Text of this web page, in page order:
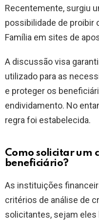
Recentemente, surgiu
possibilidade de proibir
Família em sites de
A discussão visa
utilizado para as
e proteger os
endividamento. No
regra foi estabelecida.
Como solicitar um
beneficiário?
As instituições
critérios de análise de
solicitantes, sejam eles